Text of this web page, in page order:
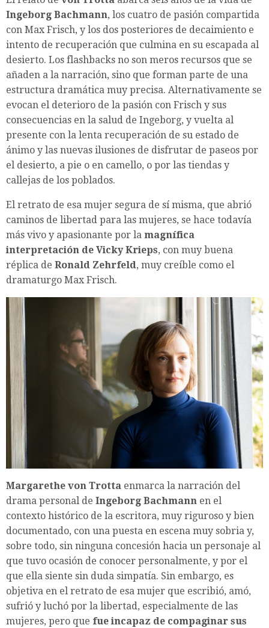
Ingeborg Bachmann, los cuatro de pasión compartida
con Max Frisch, y los dos posteriores de decaimiento e
intento de recuperación que culmina en su escapada al
desierto. Los flashbacks no son meros recursos que se
añaden a la narración, sino que forman parte de una
estructura dramática muy precisa. Alternativamente se
evocan el deterioro de la pasión con Frisch y sus
consecuencias en la salud de Ingeborg, y vuelta al
presente con la lenta recuperación de su estado de
ánimo y las nuevas ilusiones de disfrutar de paseos por
el desierto, a pie o en camello, o por las tiendas y
callejas de los poblados.
El retrato de esa mujer segura de sí misma, que abrió
caminos de libertad para las mujeres, se hace todavía
más vivo y apasionante por la magnífica
interpretación de Vicky Krieps, con muy buena
réplica de Ronald Zehrfeld, muy creíble como el
dramaturgo Max Frisch.
Margarethe von Trotta enmarca la narración del
drama personal de Ingeborg Bachmann en el
contexto histórico de la escritora, muy riguroso y bien
documentado, con una puesta en escena muy sobria y,
sobre todo, sin ninguna concesión hacia un personaje al
que tuvo ocasión de conocer personalmente, y por el
que ella siente sin duda simpatía. Sin embargo, es
objetiva en el retrato de esa mujer que escribió, amó,
sufrió y luchó por la libertad, especialmente de las
mujeres, pero que fue incapaz de compaginar sus